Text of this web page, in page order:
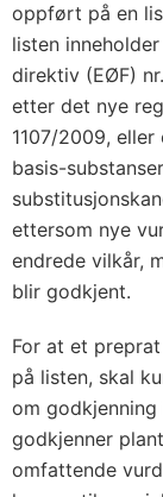
oppført på en
listen
direktiv (EØF)
etter det nye
1107/2009,
basis-
ettersom nye
endrede vilkår,
blir godkjent.
For at et
på listen, skal
om
godkjenner
omfattende